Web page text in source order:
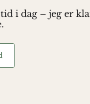
i dag – jeg er